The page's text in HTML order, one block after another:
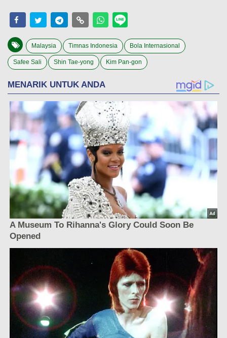
Malaysia Timnas Indonesia Bola Internasional
Safee Sali Shin Tae-yong Kim Pan-gon